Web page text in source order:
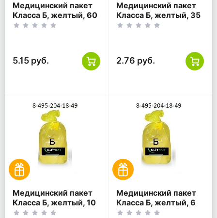
Медицинский пакет
Класса Б, желтый, 60
литров, 700*800
5.15 руб.
Медицинский пакет
Класса Б, желтый, 35
литров, 500*600
2.76 руб.
Медицинский пакет
Класса Б, желтый, 10
литров, 330*600
Медицинский пакет
Класса Б, желтый, 6
литров, 330*300